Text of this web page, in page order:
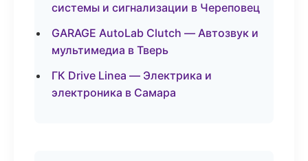
системы и сигнализации в Череповец
GARAGE AutoLab Clutch — Автозвук и
мультимедиа в Тверь
ГК Drive Linea — Электрика и
электроника в Самара